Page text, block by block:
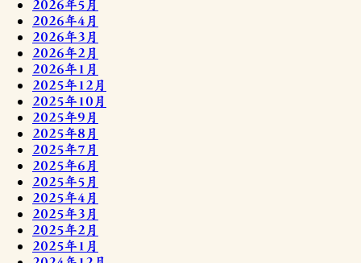
2026年5月
2026年4月
2026年3月
2026年2月
2026年1月
2025年12月
2025年10月
2025年9月
2025年8月
2025年7月
2025年6月
2025年5月
2025年4月
2025年3月
2025年2月
2025年1月